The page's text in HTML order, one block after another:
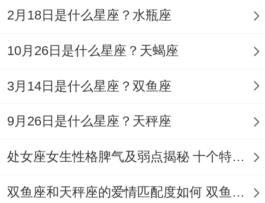
其指出的是保留着某些灰色地带,这种矛盾常
我有个朋友就遇到过，
阶段特征 持续时间
目标锁定期 3-6个月
关系维护期 6-18个月 75%
潜在风险触发点；
2月18日是什么星座？水瓶座
10月26日是什么星座？天蝎座
3月14日是什么星座？双鱼座
9月26日是什么星座？天秤座
处女座女生性格脾气及弱点揭秘 十个特点惊人！
双鱼座和天秤座的爱情匹配度如何 双鱼天秤缘分会怎样